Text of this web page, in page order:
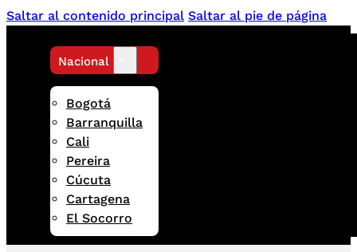
Saltar al contenido principal Saltar al pie de página
Nacional
Bogotá
Barranquilla
Cali
Pereira
Cúcuta
Cartagena
El Socorro